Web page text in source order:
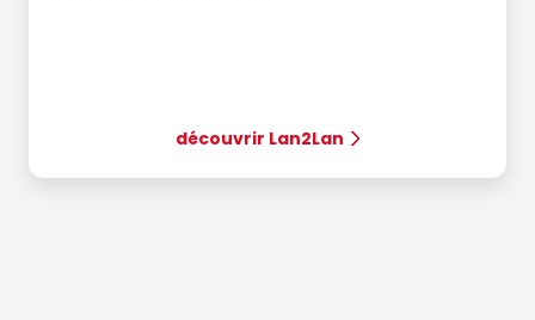
découvrir Lan2Lan